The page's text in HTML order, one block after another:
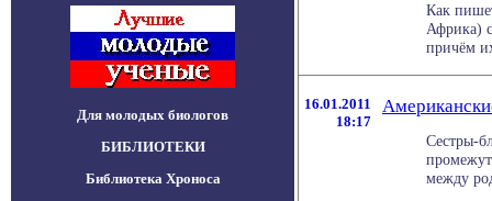
Для молодых биологов
БИБЛИОТЕКИ
Библиотека Хроноса
Как
Африка)
причём
16.01.2011
18:17
Сестры-
между